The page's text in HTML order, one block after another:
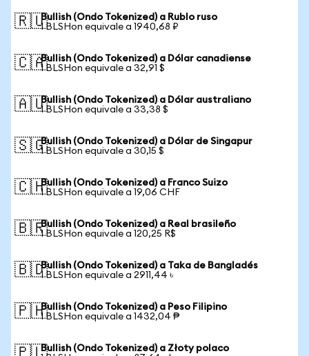
🇷🇺Bullish (Ondo Tokenized) a Rublo ruso
1 BLSHon equivale a 1940,68 ₽
🇨🇦Bullish (Ondo Tokenized) a Dólar canadiense
1 BLSHon equivale a 32,91 $
🇦🇺Bullish (Ondo Tokenized) a Dólar australiano
1 BLSHon equivale a 33,38 $
🇸🇬Bullish (Ondo Tokenized) a Dólar de Singapur
1 BLSHon equivale a 30,15 $
🇨🇭Bullish (Ondo Tokenized) a Franco Suizo
1 BLSHon equivale a 19,06 CHF
🇧🇷Bullish (Ondo Tokenized) a Real brasileño
1 BLSHon equivale a 120,25 R$
🇧🇩Bullish (Ondo Tokenized) a Taka de Bangladés
1 BLSHon equivale a 2911,44 ৳
🇵🇭Bullish (Ondo Tokenized) a Peso Filipino
1 BLSHon equivale a 1432,04 ₱
Bullish (Ondo Tokenized) a Złoty polaco